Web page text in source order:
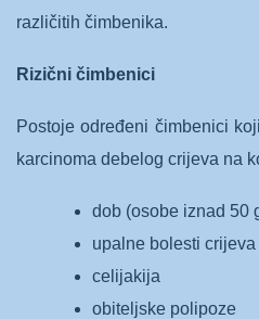
različitih čimbenika.
Rizični čimbenici
Postoje određeni čimbenici
karcinoma debelog crijeva na
dob (osobe iznad 50
upalne bolesti crijeva
celijakija
obiteljske polipoze